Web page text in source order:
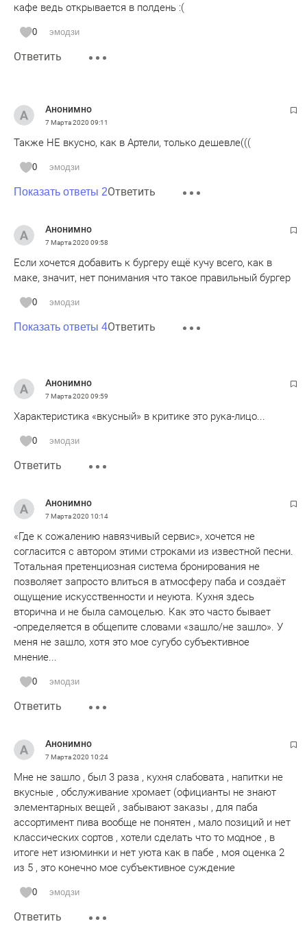
кафе ведь открывается в полдень :(
0 эмодзи
Ответить
Анонимно
7 Марта 2020 09:11
Также НЕ вкусно, как в Артели, только дешевле(((
0 эмодзи
Показать ответы 2Ответить
Анонимно
7 Марта 2020 09:58
Если хочется добавить к бургеру ещё кучу всего, как в
маке, значит, нет понимания что такое правильный бургер
0 эмодзи
Показать ответы 4Ответить
Анонимно
7 Марта 2020 09:59
Характеристика «вкусный» в критике это рука-лицо...
0 эмодзи
Ответить
Анонимно
7 Марта 2020 10:14
«Где к сожалению навязчивый сервис», хочется не
согласится с автором этими строками из известной песни.
Тотальная претенциозная система бронирования не
позволяет запросто влиться в атмосферу паба и создаёт
ощущение искусственности и неуюта. Кухня здесь
вторична и не была самоцелью. Как это часто бывает
-определяется в общепите словами «зашло/не зашло». У
меня не зашло, хотя это мое сугубо субъективное
мнение...
0 эмодзи
Ответить
Анонимно
7 Марта 2020 10:24
Мне не зашло , был 3 раза , кухня слабовата , напитки не
вкусные , обслуживание хромает (официанты не знают
элементарных вещей , забывают заказы , для паба
ассортимент пива вообще не понятен , мало позиций и нет
классических сортов , хотели сделать что то модное , в
итоге нет изюминки и нет уюта как в пабе , моя оценка 2
из 5 , это конечно мое субъективное суждение
0 эмодзи
Ответить